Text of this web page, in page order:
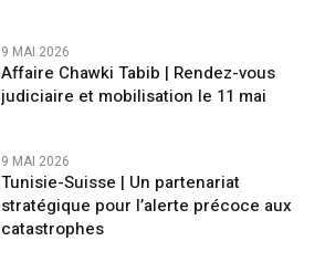
9 MAI 2026
Affaire Chawki Tabib | Rendez-vous
judiciaire et mobilisation le 11 mai
9 MAI 2026
Tunisie-Suisse | Un partenariat
stratégique pour l’alerte précoce aux
catastrophes